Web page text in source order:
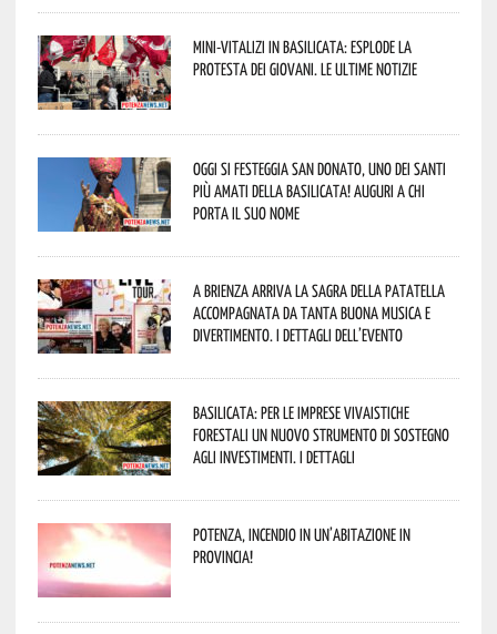
Mini-vitalizi in Basilicata: esplode la
protesta dei giovani. Le ultime notizie
Oggi si festeggia San Donato, uno dei Santi
più amati della Basilicata! Auguri a chi
porta il suo nome
A Brienza arriva la Sagra della Patatella
accompagnata da tanta buona musica e
divertimento. I dettagli dell’evento
Basilicata: per le imprese vivaistiche
forestali un nuovo strumento di sostegno
agli investimenti. I dettagli
Potenza, incendio in un’abitazione in
provincia!